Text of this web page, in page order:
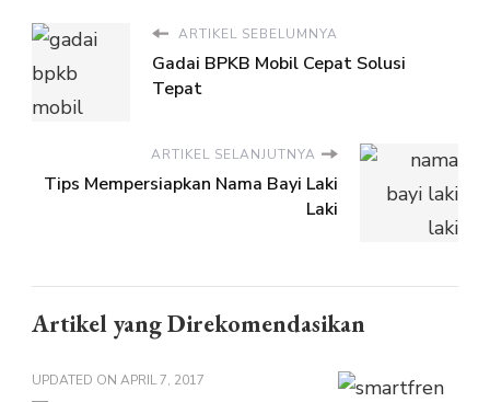
ARTIKEL SEBELUMNYA
Gadai BPKB Mobil Cepat Solusi
Tepat
ARTIKEL SELANJUTNYA
Tips Mempersiapkan Nama Bayi Laki
Laki
Artikel yang Direkomendasikan
UPDATED ON APRIL 7, 2017